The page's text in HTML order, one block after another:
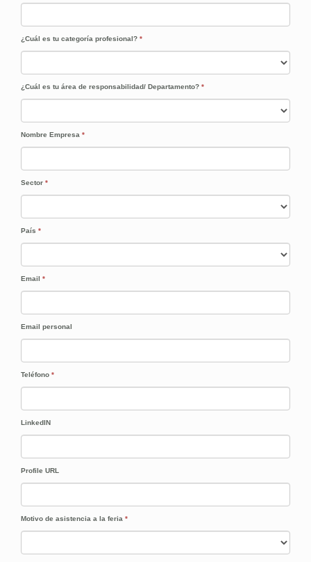
¿Cuál es tu categoría profesional? *
¿Cuál es tu área de responsabilidad/ Departamento? *
Nombre Empresa *
Sector *
País *
Email *
Email personal
Teléfono *
LinkedIN
Profile URL
Motivo de asistencia a la feria *